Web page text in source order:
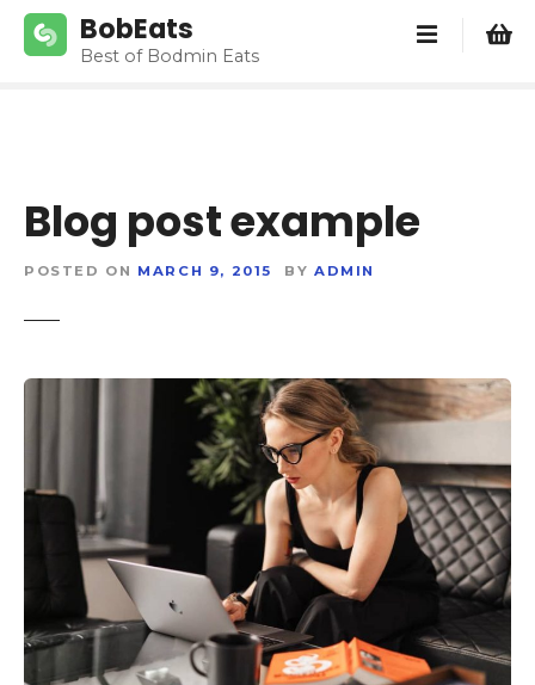
BobEats
Best of Bodmin Eats
Blog post example
POSTED ON MARCH 9, 2015 BY ADMIN